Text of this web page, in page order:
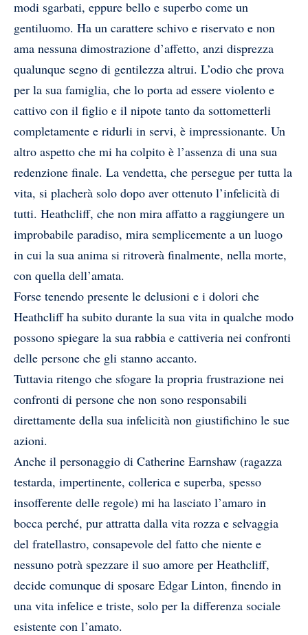
modi sgarbati, eppure bello e superbo come un
gentiluomo. Ha un carattere schivo e riservato e non
ama nessuna dimostrazione d’affetto, anzi disprezza
qualunque segno di gentilezza altrui. L’odio che prova
per la sua famiglia, che lo porta ad essere violento e
cattivo con il figlio e il nipote tanto da sottometterli
completamente e ridurli in servi, è impressionante. Un
altro aspetto che mi ha colpito è l’assenza di una sua
redenzione finale. La vendetta, che persegue per tutta la
vita, si placherà solo dopo aver ottenuto l’infelicità di
tutti. Heathcliff, che non mira affatto a raggiungere un
improbabile paradiso, mira semplicemente a un luogo
in cui la sua anima si ritroverà finalmente, nella morte,
con quella dell’amata.
Forse tenendo presente le delusioni e i dolori che
Heathcliff ha subito durante la sua vita in qualche modo
possono spiegare la sua rabbia e cattiveria nei confronti
delle persone che gli stanno accanto.
Tuttavia ritengo che sfogare la propria frustrazione nei
confronti di persone che non sono responsabili
direttamente della sua infelicità non giustifichino le sue
azioni.
Anche il personaggio di Catherine Earnshaw (ragazza
testarda, impertinente, collerica e superba, spesso
insofferente delle regole) mi ha lasciato l’amaro in
bocca perché, pur attratta dalla vita rozza e selvaggia
del fratellastro, consapevole del fatto che niente e
nessuno potrà spezzare il suo amore per Heathcliff,
decide comunque di sposare Edgar Linton, finendo in
una vita infelice e triste, solo per la differenza sociale
esistente con l’amato.